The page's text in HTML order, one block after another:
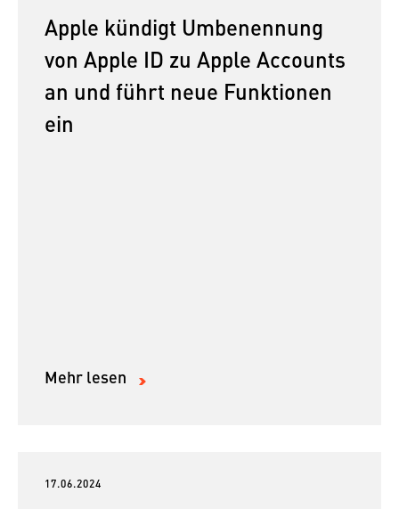
Apple kündigt Umbenennung
von Apple ID zu Apple Accounts
an und führt neue Funktionen
ein
Mehr lesen
17.06.2024